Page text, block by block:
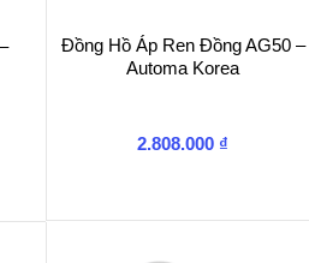
Đồng Hồ Áp Ren Đồng AG50 –
Automa Korea
2.808.000 ₫